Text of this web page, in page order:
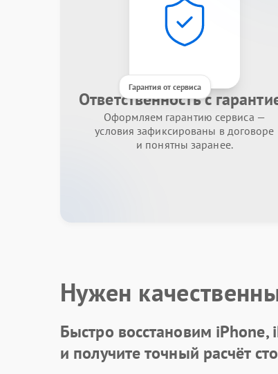
Гарантия от сервиса
Ответственность с
Оформляем гарантию сервиса —
условия зафиксированы в договоре
и понятны заранее.
Нужен
Быстро восстановим iPhone,
и получите точный расчёт